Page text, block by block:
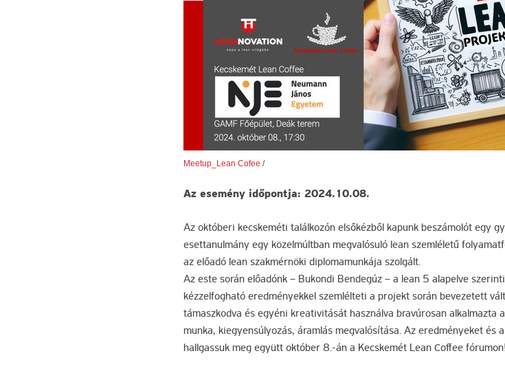
Meetup_Lean Cofee /
Az esemény időpontja: 2024.10.08.
Az októberi kecskeméti találkozón elsőkézből kapunk beszámolót egy
esettanulmány egy közelmúltban megvalósuló lean szemléletű
az előadó lean szakmérnöki diplomamunkája szolgált.
Az este során előadónk – Bukondi Bendegúz – a lean 5 alapelve
kézzelfogható eredményekkel szemlélteti a projekt során bevezetett
támaszkodva és egyéni kreativitását használva bravúrosan alkalmazta
munka, kiegyensúlyozás, áramlás megvalósítása. Az eredményeket és
hallgassuk meg együtt október 8.-án a Kecskemét Lean Coffee fórumon!